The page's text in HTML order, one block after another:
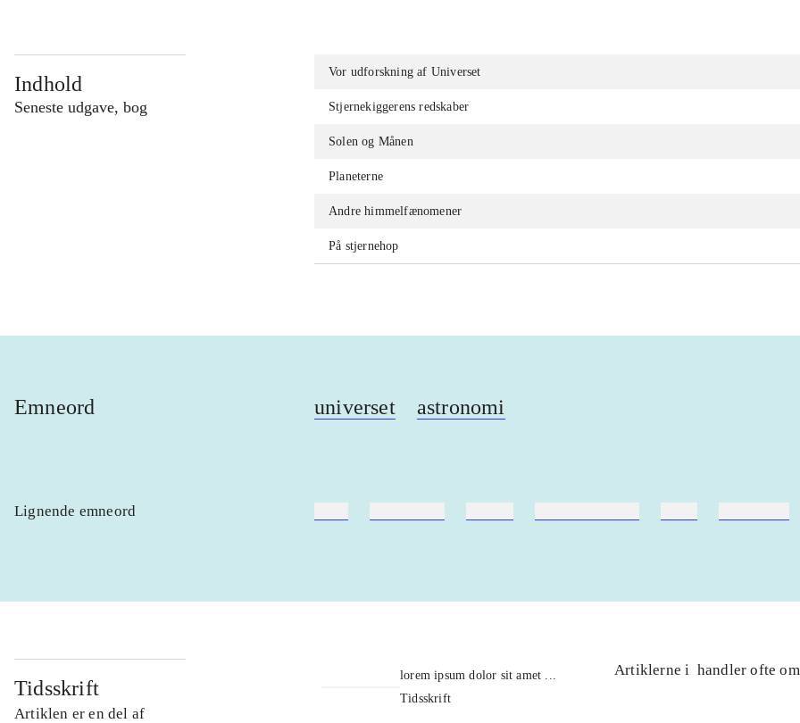
Indhold
Seneste udgave, bog
Vor udforskning af Universet
Stjernekiggerens redskaber
Solen og Månen
Planeterne
Andre himmelfænomener
På stjernehop
Emneord universet astronomi
Lignende emneord
Tidsskrift
Artiklen er en del af
lorem ipsum dolor sit amet ...
Tidsskrift
Artiklerne i handler ofte om